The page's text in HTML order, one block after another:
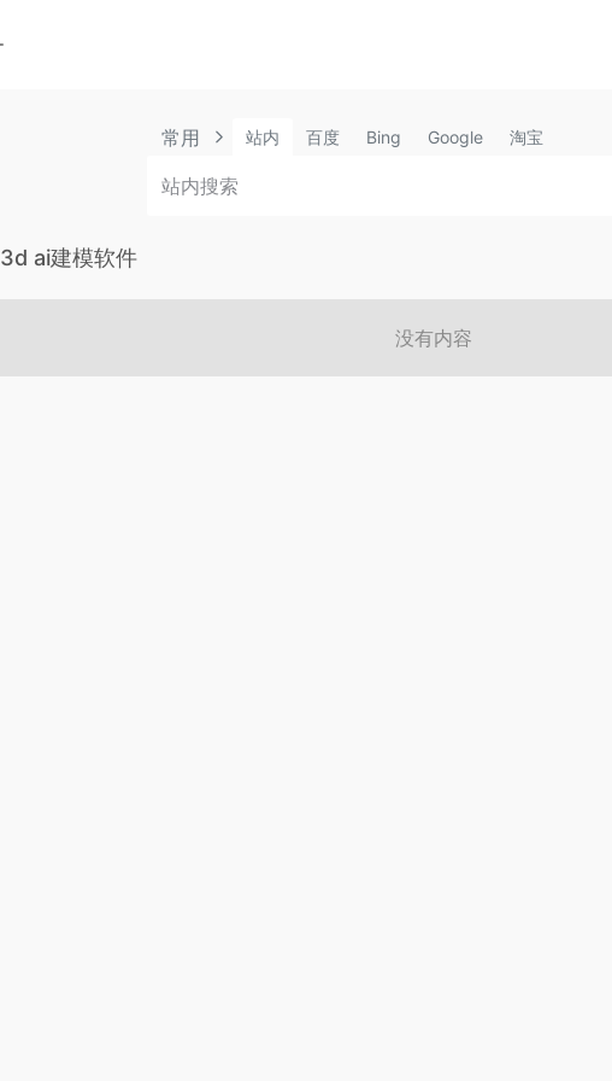
常用 站内 百度 Bing Google 淘宝
3d ai建模软件
没有内容